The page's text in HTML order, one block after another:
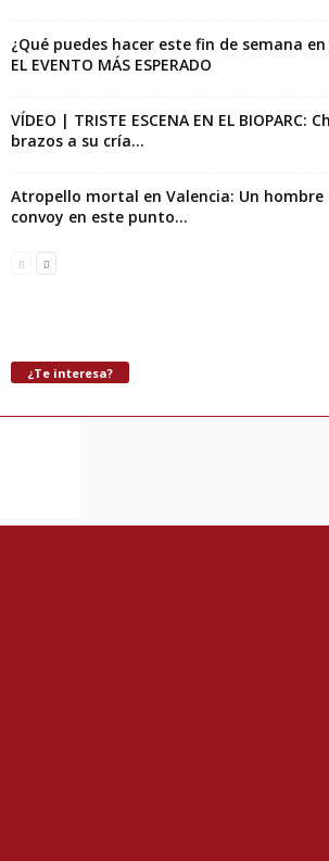
¿Qué puedes hacer este fin de semana en
EL EVENTO MÁS ESPERADO
VÍDEO | TRISTE ESCENA EN EL BIOPARC:
brazos a su cría...
Atropello mortal en Valencia: Un
convoy en este punto...
¿Te interesa?